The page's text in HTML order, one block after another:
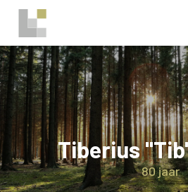
Tiberius
80 jaar